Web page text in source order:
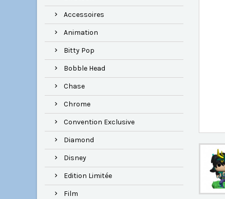
Accessoires
Animation
Bitty Pop
Bobble Head
Chase
Chrome
Convention Exclusive
Diamond
Disney
Edition Limitée
Film